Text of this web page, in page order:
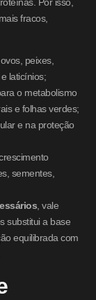
fracos,
peixes,
laticínios;
o metabolismo
e folhas verdes;
e na proteção
sementes,
, vale
substitui a base
equilibrada com